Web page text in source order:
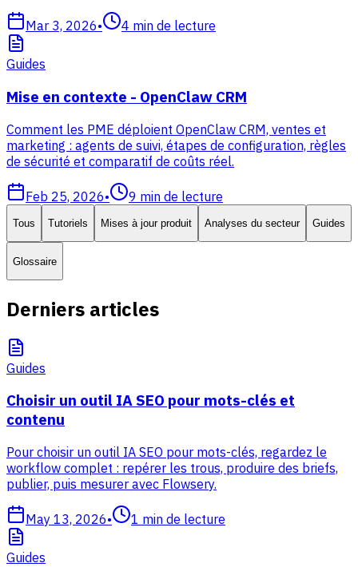
Mar 3, 2026• 4 min de lecture
Guides
Mise en contexte - OpenClaw CRM
Comment les PME déploient OpenClaw CRM, ventes et
marketing : agents de suivi, étapes de configuration, règles
de sécurité et comparatif de coûts réel.
Feb 25, 2026• 9 min de lecture
Tous Tutoriels Mises à jour produit Analyses du secteur Guides
Glossaire
Derniers articles
Guides
Choisir un outil IA SEO pour mots-clés et
contenu
Pour choisir un outil IA SEO pour mots-clés, regardez le
workflow complet : repérer les trous, produire des briefs,
publier, puis mesurer avec Flowsery.
May 13, 2026• 1 min de lecture
Guides